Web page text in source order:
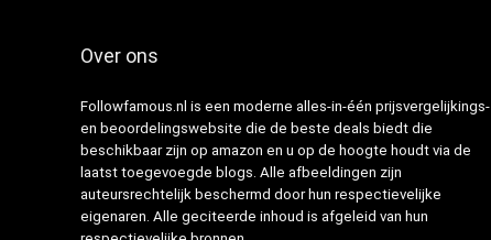
Over ons
Followfamous.nl is een moderne alles-in-één prijsvergelijkings-
en beoordelingswebsite die de beste deals biedt die
beschikbaar zijn op amazon en u op de hoogte houdt via de
laatst toegevoegde blogs. Alle afbeeldingen zijn
auteursrechtelijk beschermd door hun respectievelijke
eigenaren. Alle geciteerde inhoud is afgeleid van hun